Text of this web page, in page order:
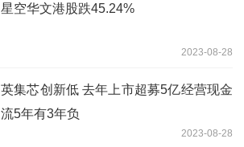
星空华文港股跌45.24%
2023-08-28
英集芯创新低 去年上市超募5亿经营现金
流5年有3年负
2023-08-28